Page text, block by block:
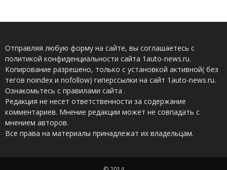
Отправляя любую форму на сайте, вы соглашаетесь с
политикой конфиденциальности сайта 1auto-news.ru.
Копирование разрешено, только с установкой активной( без
тегов noindex и nofollow) гиперссылки на сайт 1auto-news.ru.
Ознакомьтесь с правилами сайта .
Редакция не несет ответственности за содержание
комментариев. Мнение редакции может не совпадать с
мнением авторов.
Все права на материалы принадлежат их владельцам.